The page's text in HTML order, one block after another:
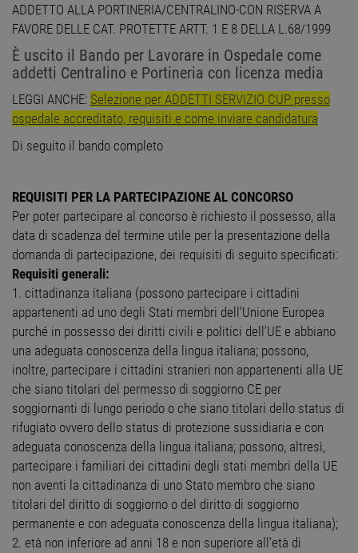
ADDETTO ALLA PORTINERIA/CENTRALINO-CON RISERVA A
FAVORE DELLE CAT. PROTETTE ARTT. 1 E 8 DELLA L.68/1999
È uscito il Bando per Lavorare in Ospedale come
addetti Centralino e Portineria con licenza media
LEGGI ANCHE: Selezione per ADDETTI SERVIZIO CUP presso
ospedale accreditato, requisiti e come inviare candidatura
Di seguito il bando completo
REQUISITI PER LA PARTECIPAZIONE AL CONCORSO
Per poter partecipare al concorso è richiesto il possesso, alla
data di scadenza del termine utile per la presentazione della
domanda di partecipazione, dei requisiti di seguito specificati:
Requisiti generali:
1. cittadinanza italiana (possono partecipare i cittadini
appartenenti ad uno degli Stati membri dell'Unione Europea
purché in possesso dei diritti civili e politici dell’UE e abbiano
una adeguata conoscenza della lingua italiana; possono,
inoltre, partecipare i cittadini stranieri non appartenenti alla UE
che siano titolari del permesso di soggiorno CE per
soggiornanti di lungo periodo o che siano titolari dello status di
rifugiato ovvero dello status di protezione sussidiaria e con
adeguata conoscenza della lingua italiana; possono, altresì,
partecipare i familiari dei cittadini degli stati membri della UE
non aventi la cittadinanza di uno Stato membro che siano
titolari del diritto di soggiorno o del diritto di soggiorno
permanente e con adeguata conoscenza della lingua italiana);
2. età non inferiore ad anni 18 e non superiore all’età di